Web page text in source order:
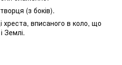
(з боків).
хреста, вписаного в коло, що
Землі.